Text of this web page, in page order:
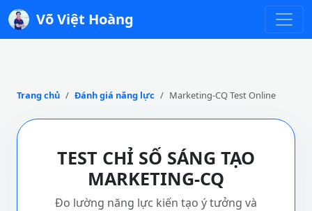
Võ Việt Hoàng
Trang chủ Đánh giá năng lực Marketing-CQ Test Online
TEST CHỈ SỐ SÁNG TẠO
MARKETING-CQ
Đo lường năng lực kiến tạo ý tưởng và